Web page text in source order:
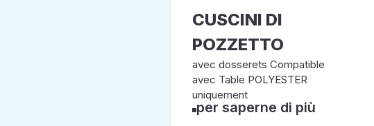
CUSCINI DI
POZZETTO
avec dosserets Compatible
avec Table POLYESTER
uniquement
per saperne di più